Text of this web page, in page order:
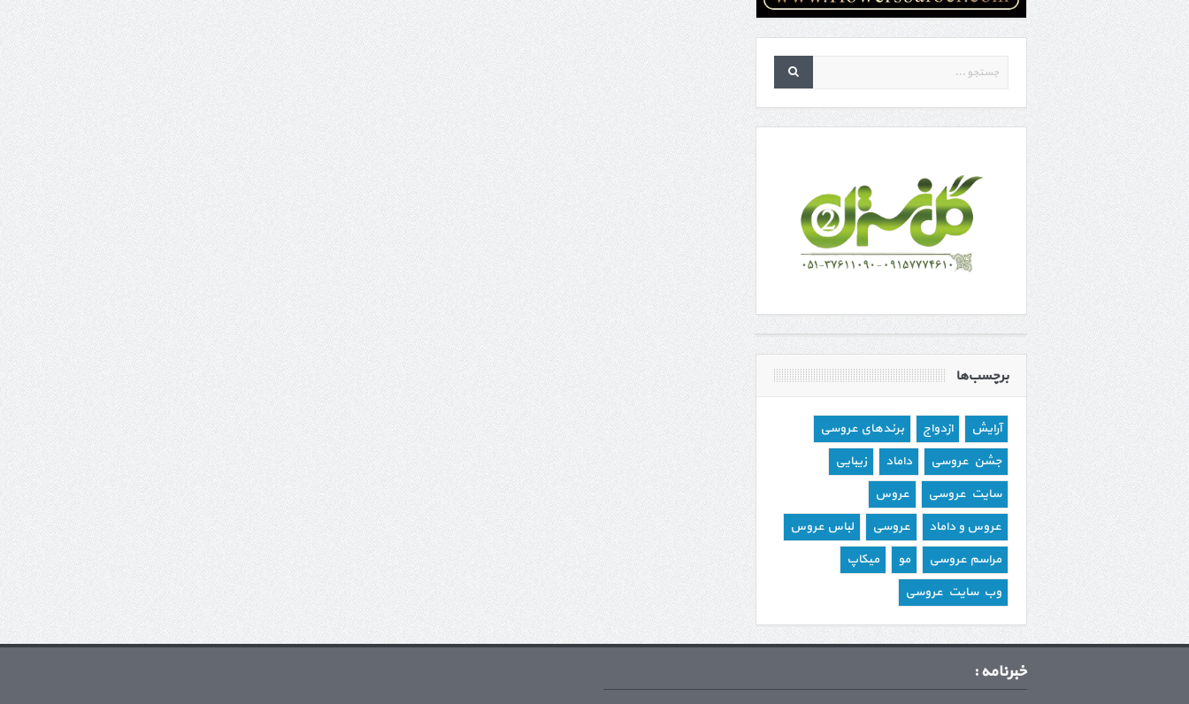
برچسب‌ها
آرایش ازدواج
برندهای عروسی
جشن عروسی
داماد
زیبایی
سایت عروسی
عروس
عروس و داماد
عروسی
لباس عروس
مراسم عروسی
مو
میکاپ
وب سایت عروسی
خبرنامه :